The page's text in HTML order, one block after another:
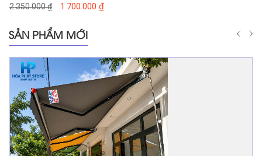
2.350.000₫ 1.700.000 ₫
SẢN PHẨM MỚI